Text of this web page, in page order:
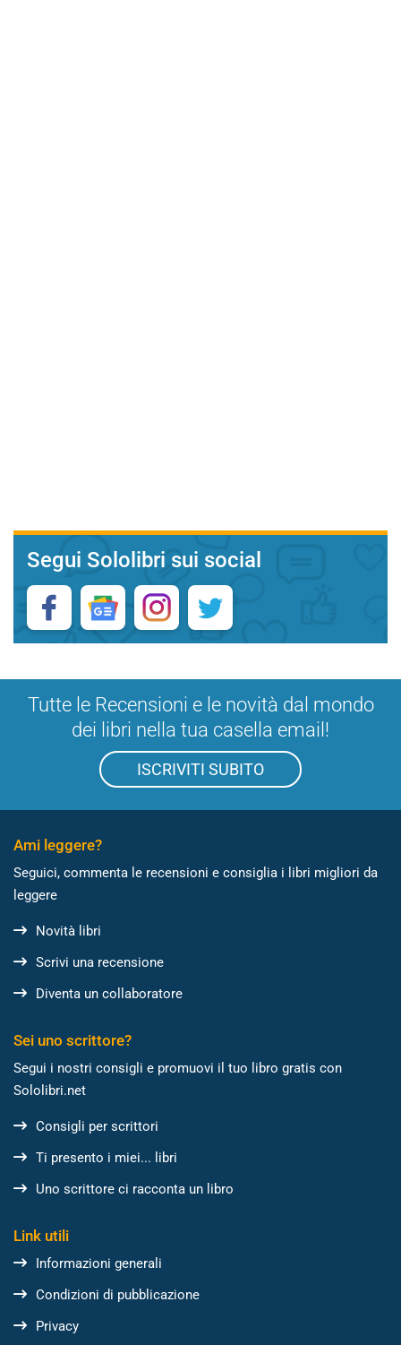
Segui Sololibri sui social
Tutte le Recensioni e le novità dal mondo
dei libri nella tua casella email!
ISCRIVITI SUBITO
Ami leggere?
Seguici, commenta le recensioni e consiglia i libri migliori da
leggere
Novità libri
Scrivi una recensione
Diventa un collaboratore
Sei uno scrittore?
Segui i nostri consigli e promuovi il tuo libro gratis con
Sololibri.net
Consigli per scrittori
Ti presento i miei... libri
Uno scrittore ci racconta un libro
Link utili
Informazioni generali
Condizioni di pubblicazione
Privacy